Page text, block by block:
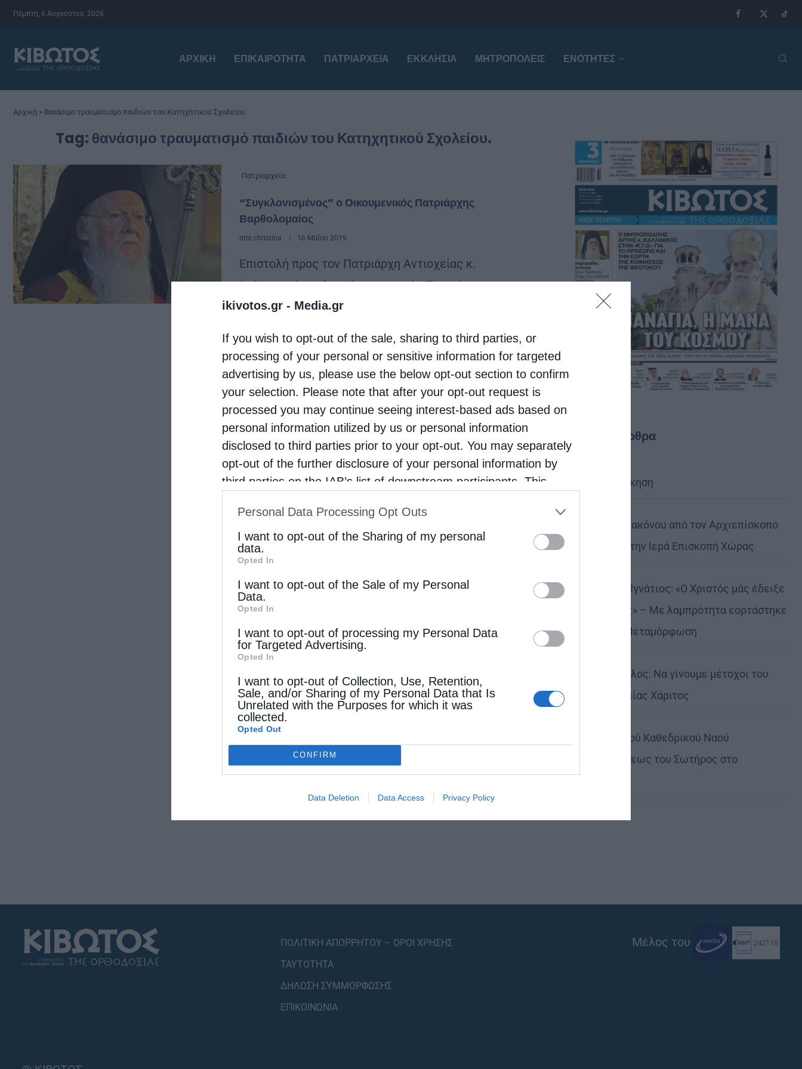
ikivotos.gr - Media.gr
If you wish to opt-out of the sale, sharing to third parties, or
processing of your personal or sensitive information for targeted
advertising by us, please use the below opt-out section to confirm
your selection. Please note that after your opt-out request is
processed you may continue seeing interest-based ads based on
personal information utilized by us or personal information
disclosed to third parties prior to your opt-out. You may separately
opt-out of the further disclosure of your personal information by
third parties on the IAB’s list of downstream participants. This
IAB’s List of Downstream Participantsthat may further disclose it to
other third parties.
Personal Data Processing Opt Outs
I want to opt-out of the Sharing of my personal
data.
Opted In
I want to opt-out of the Sale of my Personal
Data.
Opted In
I want to opt-out of processing my Personal Data
for Targeted Advertising.
Opted In
I want to opt-out of Collection, Use, Retention,
Sale, and/or Sharing of my Personal Data that Is
Unrelated with the Purposes for which it was
collected.
Opted Out
CONFIRM
Data Deletion Data Access Privacy Policy
Πέμπτη, 6 Αυγούστου, 2026
ΑΡΧΙΚΉ ΕΠΙΚΑΙΡΌΤΗΤΑ ΠΑΤΡΙΑΡΧΕΊΑ ΕΚΚΛΗΣΊΑ ΜΗΤΡΟΠΌΛΕΙΣ ΕΝΟΤΗΤΕΣ
Αρχική » θανάσιμο τραυματισμό παιδιών του Κατηχητικού Σχολείου.
Tag: θανάσιμο τραυματισμό παιδιών του Κατηχητικού Σχολείου.
Πατριαρχεία
“Συγκλονισμένος” ο Οικουμενικός Πατριάρχης
Βαρθολομαίος
από christina 16 Μαΐου 2019
Επιστολή προς τον Πατριάρχη Αντιοχείας κ.
Ιωάννη απέστειλε ο Οικουμενικός Πατριάρχης κ.
Βαρθολομαίος, στην οποία εξέφρασε την βαθειά του
Αγίων Αποστόλων Πέτρου και Παύλου της …
Τελευταία άρθρα
Κακό και εκδίκηση
Χειροτονία Διακόνου από τον Αρχιεπίσκοπο
Αυστραλίας στην Ιερά Επισκοπή Χώρας
Δημητριάδος Ιγνάτιος: «Ο Χριστός μάς έδειξε
το μέλλον μας» – Με λαμπρότητα εορτάστηκε
στον Βόλο η Μεταμόρφωση
Κορίνθου Παύλος: Να γίνουμε μέτοχοι του
φωτός της Θείας Χάριτος
Πανήγυρη Ιερού Καθεδρικού Ναού
Μεταμορφώσεως του Σωτήρος στο
ΠΟΛΙΤΙΚΗ ΑΠΟΡΡΗΤΟΥ – ΟΡΟΙ ΧΡΗΣΗΣ
ΤΑΥΤΟΤΗΤΑ
ΔΗΛΩΣΗ ΣΥΜΜΟΡΦΩΣΗΣ
ΕΠΙΚΟΙΝΩΝΙΑ
Μέλος του